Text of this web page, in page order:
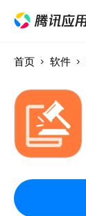
首页 软件